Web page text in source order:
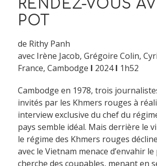
RENDEZ-VOUS
POT
de Rithy Panh
avec Irène Jacob, Grégoire Colin,
France, Cambodge I 2024I 1h52
Cambodge en 1978, trois
invités par les Khmers rouges à
interview exclusive du chef du
pays semble idéal. Mais derrière le
le régime des Khmers rouges
avec le Vietnam menace d’envahir
cherche des coupables, menant en